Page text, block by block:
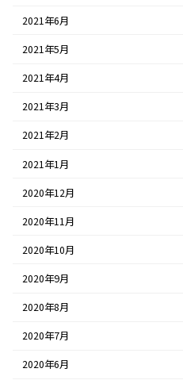
2021年6月
2021年5月
2021年4月
2021年3月
2021年2月
2021年1月
2020年12月
2020年11月
2020年10月
2020年9月
2020年8月
2020年7月
2020年6月